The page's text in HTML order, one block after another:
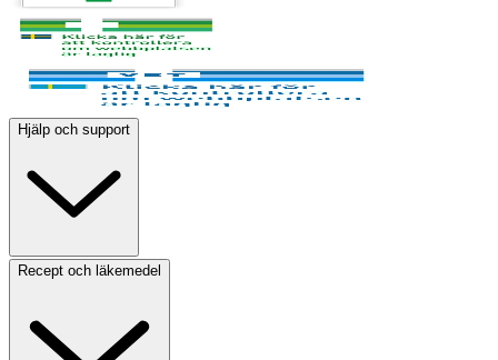
Hjälp och support
Recept och läkemedel